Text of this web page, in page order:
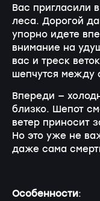
Вас пригласили
леса. Дорогой
упорно идете
внимание на
вас и треск
шепчутся между
Впереди —
близко. Шепот
ветер приносит
Но это уже не
даже сама
Особенности: